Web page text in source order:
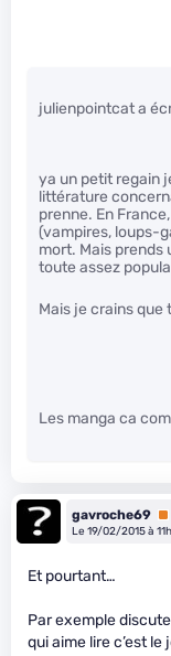
julienpointcat a
ya un petit regain
littérature
prenne. En
(vampires, loups-
mort. Mais prends
toute assez
Mais je crains que
Les manga ca
gavroche69
Le 19/02/2015 à
Et pourtant…
Par exemple
qui aime lire c’est